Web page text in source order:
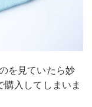
を見ていたら妙
入してしまいま